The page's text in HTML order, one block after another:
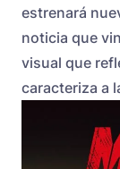
estrenará
noticia que
visual que
caracteriza a